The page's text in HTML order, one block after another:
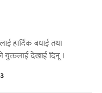
हार्दिक बधाई तथा
देखाई दिनू ।